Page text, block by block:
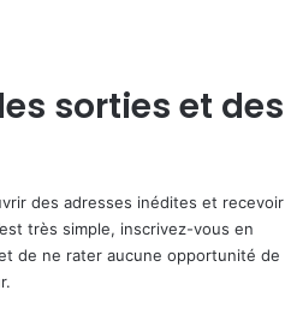
sorties et des
des adresses inédites et recevoir
très simple, inscrivez-vous en
de ne rater aucune opportunité de